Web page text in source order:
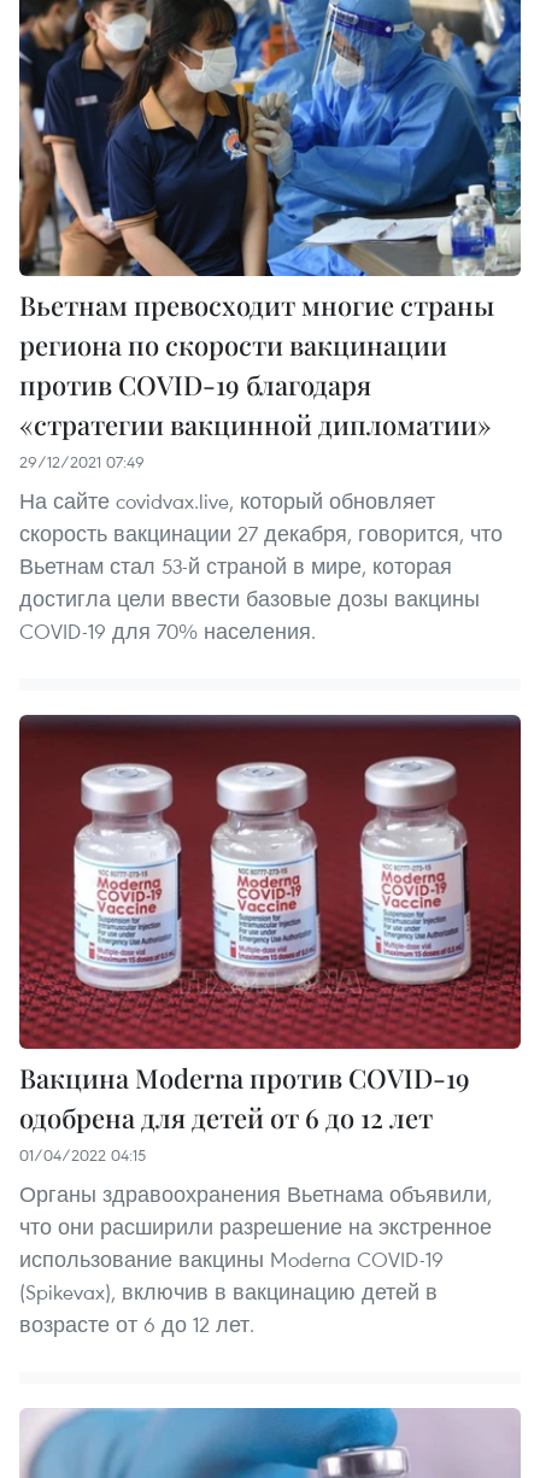
Вьетнам превосходит многие страны
региона по скорости вакцинации
против COVID-19 благодаря
«стратегии вакцинной дипломатии»
29/12/2021 07:49
На сайте covidvax.live, который обновляет
скорость вакцинации 27 декабря, говорится, что
Вьетнам стал 53-й страной в мире, которая
достигла цели ввести базовые дозы вакцины
COVID-19 для 70% населения.
Вакцина Moderna против COVID-19
одобрена для детей от 6 до 12 лет
01/04/2022 04:15
Органы здравоохранения Вьетнама объявили,
что они расширили разрешение на экстренное
использование вакцины Moderna COVID-19
(Spikevax), включив в вакцинацию детей в
возрасте от 6 до 12 лет.